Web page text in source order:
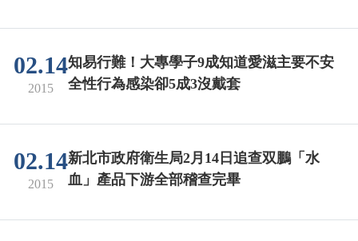
02.14
2015
知易行難！大專學子9成知道愛滋主要不安
全性行為感染卻5成3沒戴套
02.14
2015
新北市政府衛生局2月14日追查双鵬「水
血」產品下游全部稽查完畢